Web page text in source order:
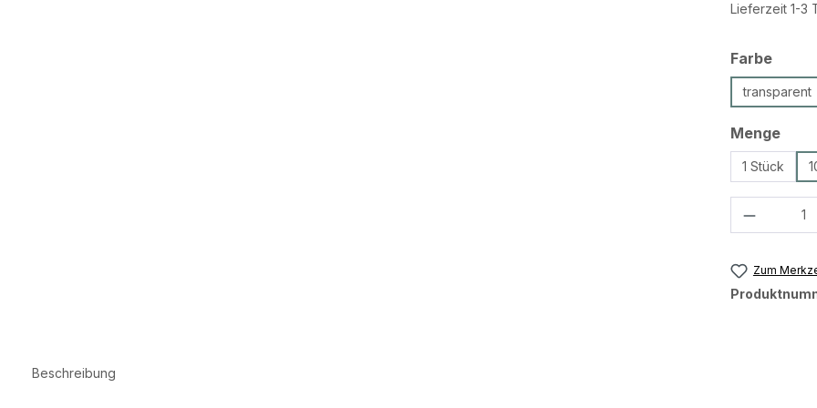
Lieferzeit 1-3
Farbe
transparent
Menge
1 Stück
Zum
Beschreibung